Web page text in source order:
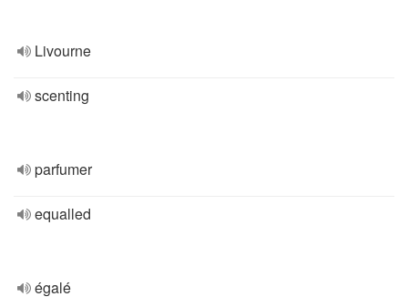
Livourne
scenting
parfumer
equalled
égalé